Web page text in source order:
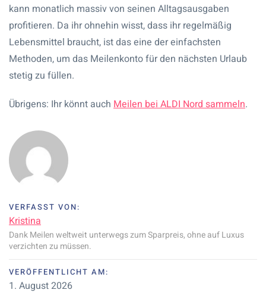
kann monatlich massiv von seinen Alltagsausgaben
profitieren. Da ihr ohnehin wisst, dass ihr regelmäßig
Lebensmittel braucht, ist das eine der einfachsten
Methoden, um das Meilenkonto für den nächsten Urlaub
stetig zu füllen.
Übrigens: Ihr könnt auch Meilen bei ALDI Nord sammeln.
VERFASST VON:
Kristina
Dank Meilen weltweit unterwegs zum Sparpreis, ohne auf Luxus
verzichten zu müssen.
VERÖFFENTLICHT AM:
1. August 2026